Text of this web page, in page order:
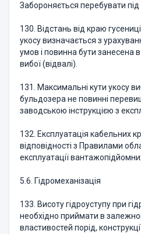
Забороняється перебувати
130. Відстань від краю
укосу визначається з
умов і повинна бути занесена
вибої (відвалі).
131. Максимальні кути укосу
бульдозера не повинні
заводською інструкцією з
132. Експлуатація кабельних
відповідності з Правилами
експлуатації
5.6. Гідромеханізація
133. Висоту гідроуступу при
необхідно приймати в
властивостей порід,